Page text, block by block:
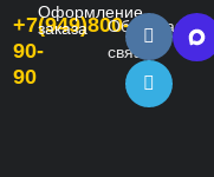
+7(949)800-
90-
90
Оформление
заказа
Обратная
связь